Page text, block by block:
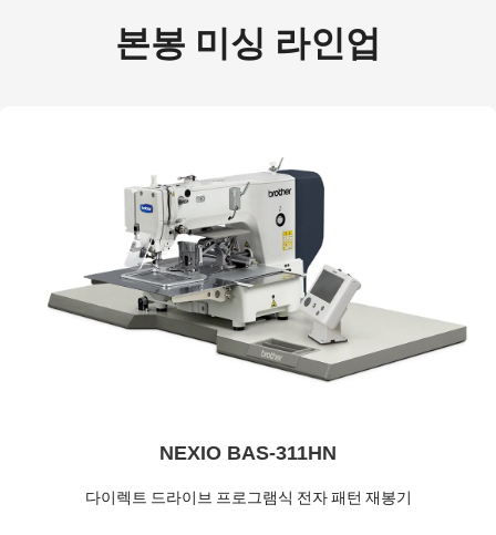
본봉 미싱 라인업
NEXIO BAS-311HN
다이렉트 드라이브 프로그램식 전자 패턴 재봉기